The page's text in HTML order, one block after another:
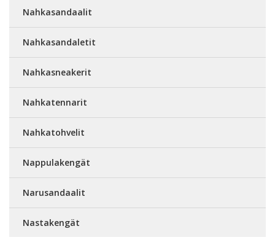
Nahkasandaalit
Nahkasandaletit
Nahkasneakerit
Nahkatennarit
Nahkatohvelit
Nappulakengät
Narusandaalit
Nastakengät